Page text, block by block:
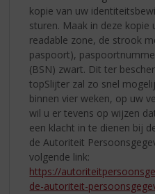
kopie van uw
sturen. Maak in deze
readable zone, de strook
paspoort),
(BSN) zwart. Dit ter
topSlijter zal zo snel
binnen vier weken, op uw
wil u er tevens op wijzen
een klacht in te dienen bij
de Autoriteit
volgende link:
https://
de-autoriteit-